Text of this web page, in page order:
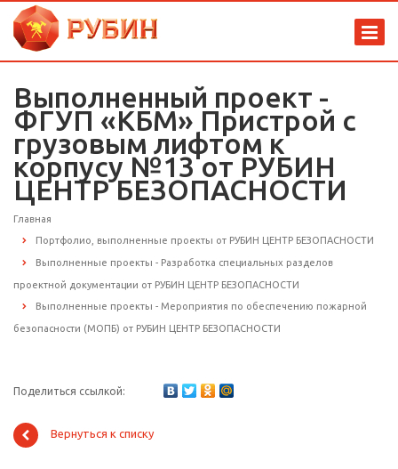
Выполненный проект -
ФГУП «КБМ» Пристрой с
грузовым лифтом к
корпусу №13 от РУБИН
ЦЕНТР БЕЗОПАСНОСТИ
Главная
Портфолио, выполненные проекты от РУБИН ЦЕНТР БЕЗОПАСНОСТИ
Выполненные проекты - Разработка специальных разделов
проектной документации от РУБИН ЦЕНТР БЕЗОПАСНОСТИ
Выполненные проекты - Мероприятия по обеспечению пожарной
безопасности (МОПБ) от РУБИН ЦЕНТР БЕЗОПАСНОСТИ
Поделиться ссылкой:
Вернуться к списку